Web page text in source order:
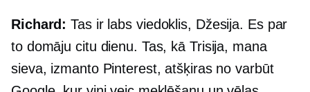
Richard: Tas ir labs viedoklis, Džesija. Es par
to domāju citu dienu. Tas, kā Trisija, mana
sieva, izmanto Pinterest, atšķiras no varbūt